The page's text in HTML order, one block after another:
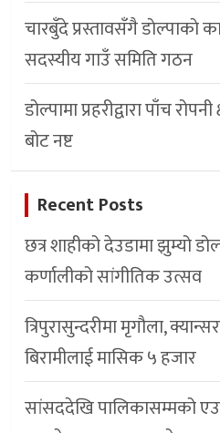
चारबुँदे प्रस्तावसँगै डाेल्पाकाे
सदस्यीय गाउँ समिति गठन
डोल्पामा प्रहरीद्वारा पाँच
बोट नष्ट
Recent Posts
छत्र शाहीको देउडामा झुम्यो
कर्णालीको सांगीतिक उत्सव
त्रिपुरासुन्दरीमा मृगौला,
बिरामीलाई मासिक ५ हजार
सांसददेखि पालिकासम्मको